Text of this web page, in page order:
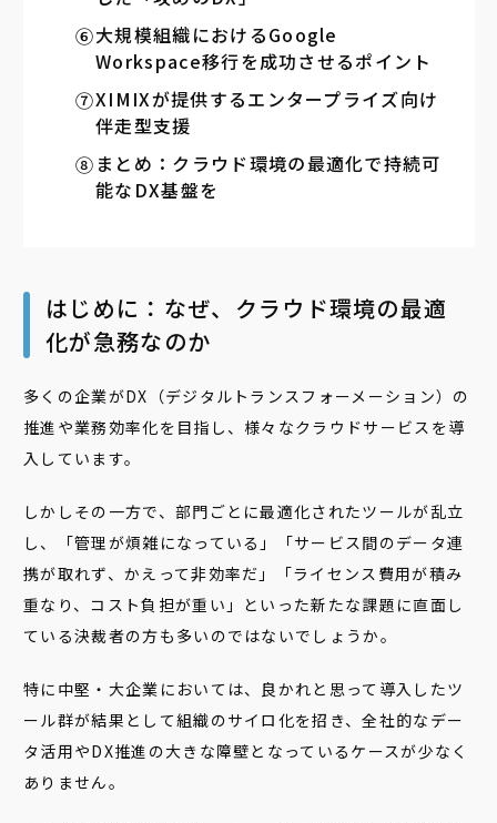
大規模組織におけるGoogle
Workspace移行を成功させるポイント
XIMIXが提供するエンタープライズ向け
伴走型支援
まとめ：クラウド環境の最適化で持続可
能なDX基盤を
はじめに：なぜ、クラウド環境の最適
化が急務なのか
多くの企業がDX（デジタルトランスフォーメーション）の
推進や業務効率化を目指し、様々なクラウドサービスを導
入しています。
しかしその一方で、部門ごとに最適化されたツールが乱立
し、「管理が煩雑になっている」「サービス間のデータ連
携が取れず、かえって非効率だ」「ライセンス費用が積み
重なり、コスト負担が重い」といった新たな課題に直面し
ている決裁者の方も多いのではないでしょうか。
特に中堅・大企業においては、良かれと思って導入したツ
ール群が結果として組織のサイロ化を招き、全社的なデー
タ活用やDX推進の大きな障壁となっているケースが少なく
ありません。